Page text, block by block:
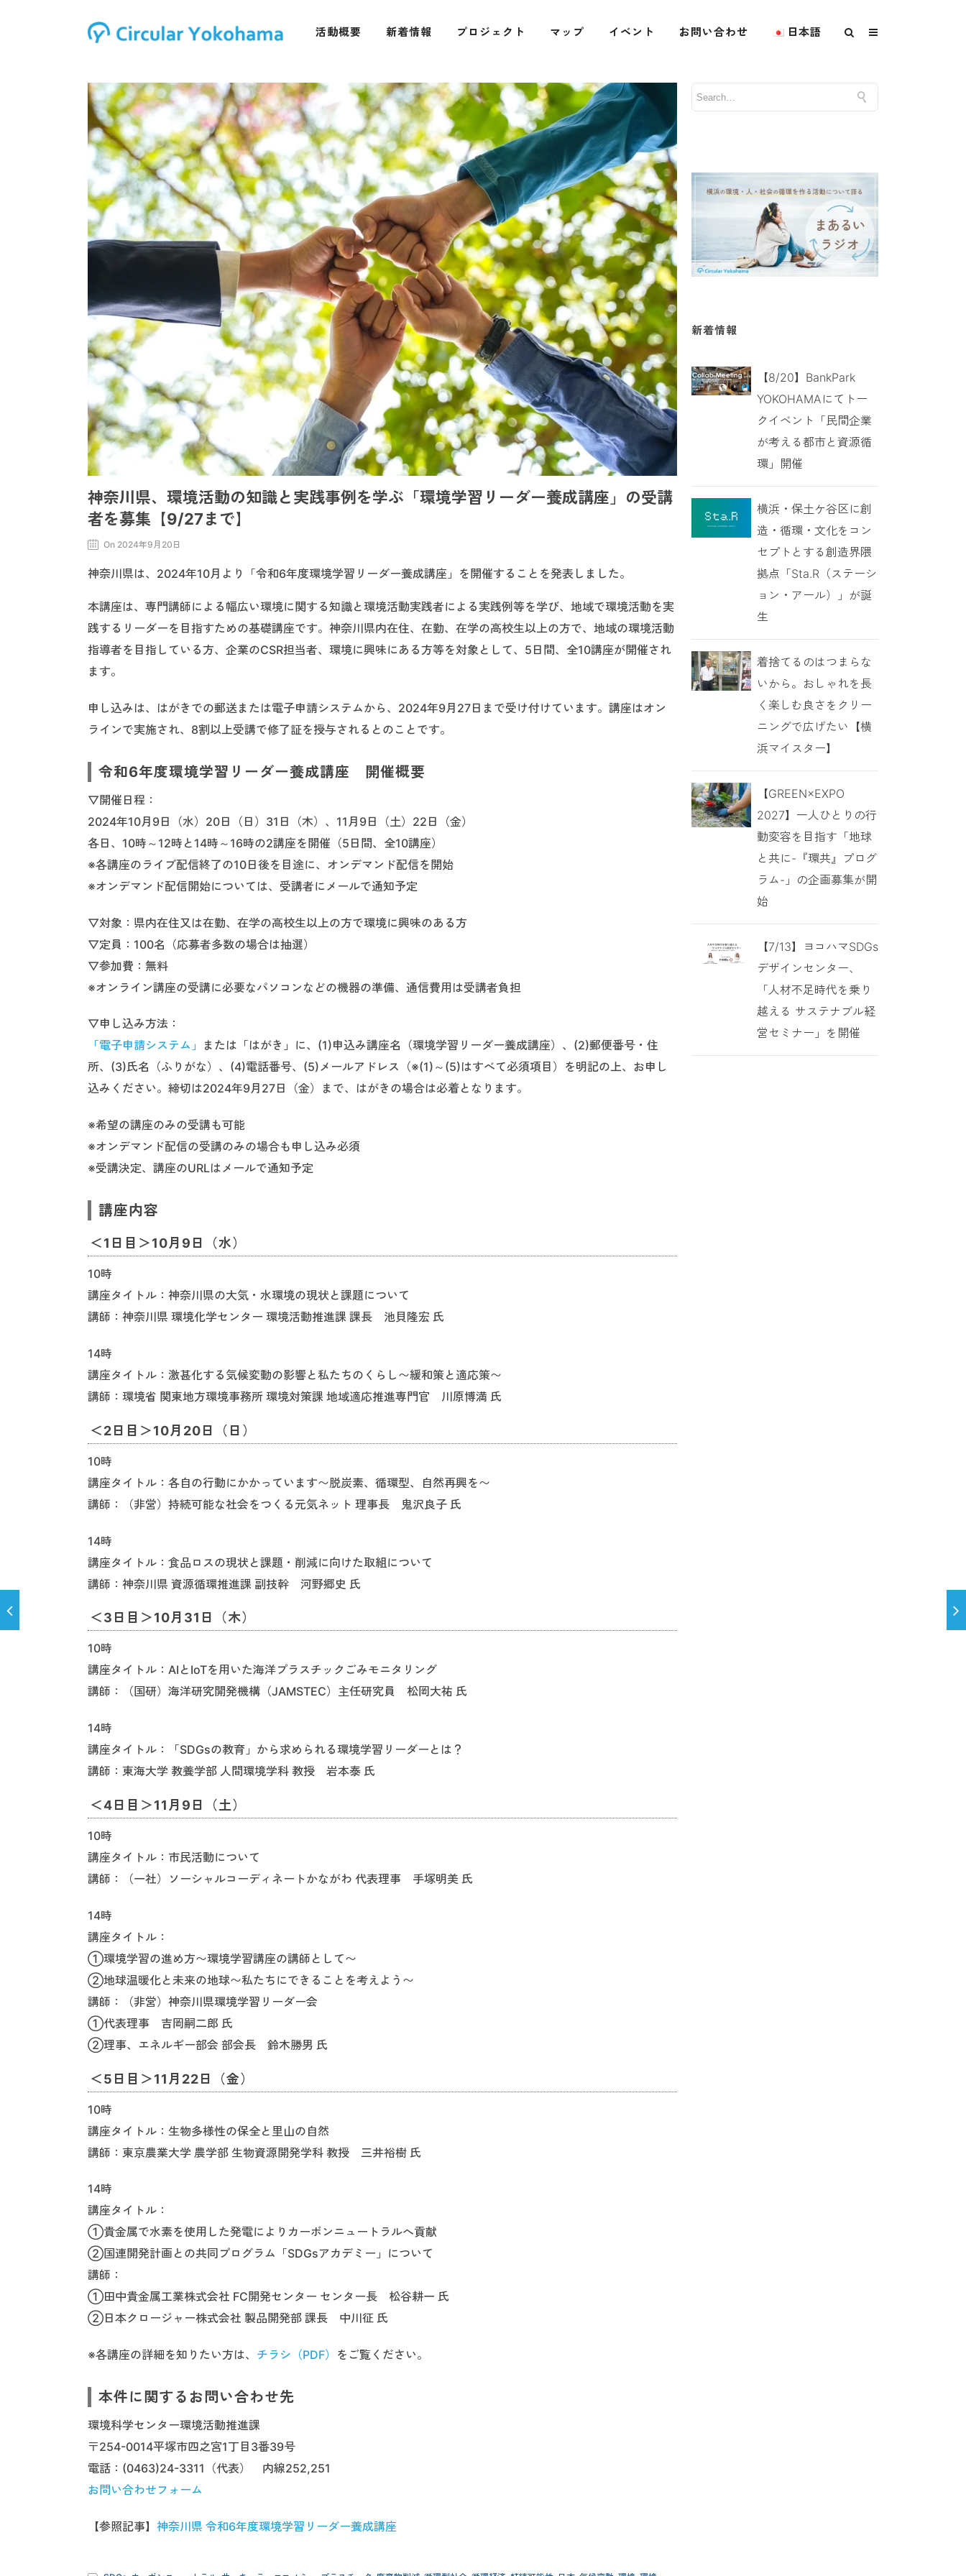
活動概要 新着情報 プロジェクト マップ イベント お問い合わせ 日本語
神奈川県、環境活動の知識と実践事例を学ぶ「環境学習リーダー養成講座」の受講
者を募集【9/27まで】
On 2024年9月20日
神奈川県は、2024年10月より「令和6年度環境学習リーダー養成講座」を開催することを発表しました。
本講座は、専門講師による幅広い環境に関する知識と環境活動実践者による実践例等を学び、地域で環境活動を実
践するリーダーを目指すための基礎講座です。神奈川県内在住、在勤、在学の高校生以上の方で、地域の環境活動
指導者を目指している方、企業のCSR担当者、環境に興味にある方等を対象として、5日間、全10講座が開催され
ます。
申し込みは、はがきでの郵送または電子申請システムから、2024年9月27日まで受け付けています。講座はオン
ラインで実施され、8割以上受講で修了証を授与されるとのことです。
令和6年度環境学習リーダー養成講座 開催概要
▽開催日程：
2024年10月9日（水）20日（日）31日（木）、11月9日（土）22日（金）
各日、10時～12時と14時～16時の2講座を開催（5日間、全10講座）
※各講座のライブ配信終了の10日後を目途に、オンデマンド配信を開始
※オンデマンド配信開始については、受講者にメールで通知予定
▽対象：県内在住又は在勤、在学の高校生以上の方で環境に興味のある方
▽定員：100名（応募者多数の場合は抽選）
▽参加費：無料
※オンライン講座の受講に必要なパソコンなどの機器の準備、通信費用は受講者負担
▽申し込み方法：
「電子申請システム」
または「はがき」に、(1)申込み講座名（環境学習リーダー養成講座）、(2)郵便番号・住
所、(3)氏名（ふりがな）、(4)電話番号、(5)メールアドレス （※(1)～(5)はすべて必須項目） を明記の上、お申し
込みください。締切は2024年9月27日（金）まで、はがきの場合は必着となります。
※希望の講座のみの受講も可能
※オンデマンド配信の受講のみの場合も申し込み必須
※受講決定、講座のURLはメールで通知予定
講座内容
＜1日目＞10月9日（水）
10時
講座タイトル：神奈川県の大気・水環境の現状と課題について
講師：神奈川県 環境化学センター 環境活動推進課 課長 池貝隆宏 氏
14時
講座タイトル：激甚化する気候変動の影響と私たちのくらし〜緩和策と適応策〜
講師：環境省 関東地方環境事務所 環境対策課 地域適応推進専門官 川原博満 氏
＜2日目＞10月20日（日）
10時
講座タイトル：各自の行動にかかっています〜脱炭素、循環型、自然再興を〜
講師：（非営）持続可能な社会をつくる元気ネット 理事長 鬼沢良子 氏
14時
講座タイトル：食品ロスの現状と課題・削減に向けた取組について
講師：神奈川県 資源循環推進課 副技幹 河野郷史 氏
＜3日目＞10月31日（木）
10時
講座タイトル：AIとIoTを用いた海洋プラスチックごみモニタリング
講師：（国研）海洋研究開発機構（JAMSTEC）主任研究員 松岡大祐 氏
14時
講座タイトル：「SDGsの教育」から求められる環境学習リーダーとは？
講師：東海大学 教養学部 人間環境学科 教授 岩本泰 氏
＜4日目＞11月9日（土）
10時
講座タイトル：市民活動について
講師：（一社）ソーシャルコーディネートかながわ 代表理事 手塚明美 氏
14時
講座タイトル：
①環境学習の進め方〜環境学習講座の講師として〜
②地球温暖化と未来の地球〜私たちにできることを考えよう〜
講師：（非営）神奈川県環境学習リーダー会
①代表理事 吉岡嗣二郎 氏
②理事、エネルギー部会 部会長 鈴木勝男 氏
＜5日目＞11月22日（金）
10時
講座タイトル：生物多様性の保全と里山の自然
講師：東京農業大学 農学部 生物資源開発学科 教授 三井裕樹 氏
14時
講座タイトル：
①貴金属で水素を使用した発電によりカーボンニュートラルへ貢献
②国連開発計画との共同プログラム「SDGsアカデミー」について
講師：
①田中貴金属工業株式会社 FC開発センター センター長 松谷耕一 氏
②日本クロージャー株式会社 製品開発部 課長 中川征 氏
※各講座の詳細を知りたい方は、 チラシ（PDF） をご覧ください。
本件に関するお問い合わせ先
環境科学センター環境活動推進課
〒254-0014平塚市四之宮1丁目3番39号
電話：(0463)24-3311（代表） 内線252,251
お問い合わせフォーム
【参照記事】 神奈川県 令和6年度環境学習リーダー養成講座
新着情報
【8/20】BankPark
YOKOHAMAにてトー
クイベント「民間企業
が考える都市と資源循
環」開催
横浜・保土ケ谷区に創
造・循環・文化をコン
セプトとする創造界隈
拠点「Sta.R（ステーシ
ョン・アール）」が誕
生
着捨てるのはつまらな
いから。おしゃれを長
く楽しむ良さをクリー
ニングで広げたい【横
浜マイスター】
【GREEN×EXPO
2027】一人ひとりの行
動変容を目指す「地球
と共に-『環共』プログ
ラム-」の企画募集が開
始
【7/13】ヨコハマSDGs
デザインセンター、
「人材不足時代を乗り
越える サステナブル経
営セミナー」を開催